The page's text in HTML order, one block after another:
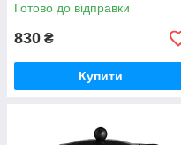
Готово до відправки
830 ₴
Купити